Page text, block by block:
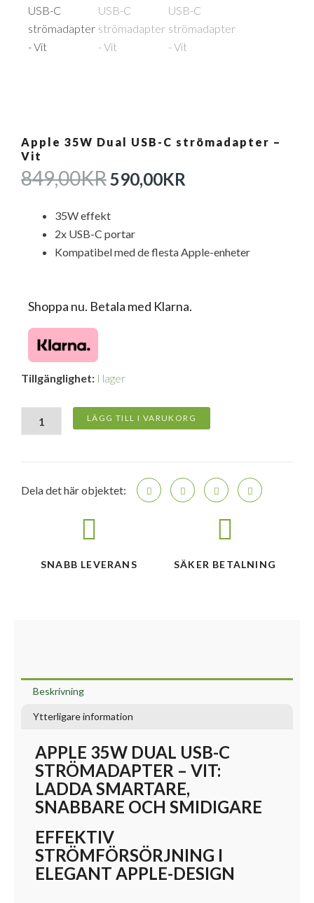
Apple 35W Dual USB-C strömadapter –
Vit
849,00KRDET
URSPRUNGLIGA
PRISET
VAR:
849,00KR.
590,00KR
590,00KR.
35W effekt
2x USB-C portar
Kompatibel med de flesta Apple-enheter
Shoppa nu. Betala med Klarna.
Tillgänglighet: I lager
Apple
35W
USB-
C
mängd
LÄGG TILL I VARUKORG
Dela det här objektet:
SNABB LEVERANS SÄKER BETALNING
Beskrivning
Ytterligare information
APPLE 35W DUAL USB-C
STRÖMADAPTER – VIT:
LADDA SMARTARE,
SNABBARE OCH SMIDIGARE
EFFEKTIV
STRÖMFÖRSÖRJNING I
ELEGANT APPLE-DESIGN